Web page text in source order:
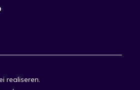
realiseren.